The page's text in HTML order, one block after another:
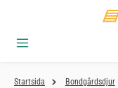
Startsida Bondgårdsdjur